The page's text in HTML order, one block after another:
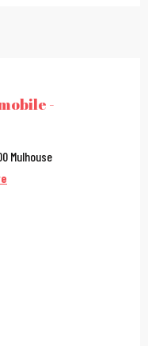
-
Mulhouse